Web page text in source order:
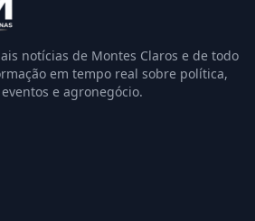
notícias de Montes Claros e de todo
em tempo real sobre política,
e agronegócio.